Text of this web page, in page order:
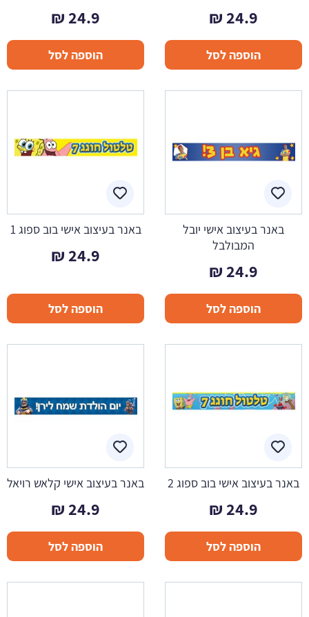
24.9
₪
הוספה לסל
24.9
₪
הוספה לסל
באנר בעיצוב אישי יובל
המבולבל
24.9
₪
הוספה לסל
באנר בעיצוב אישי בוב ספוג 1
24.9
₪
הוספה לסל
באנר בעיצוב אישי בוב ספוג 2
24.9
₪
הוספה לסל
באנר בעיצוב אישי קלאש רויאל
24.9
₪
הוספה לסל